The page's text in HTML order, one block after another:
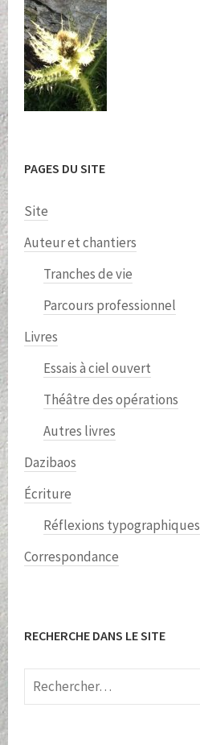
PAGES DU SITE
Site
Auteur et chantiers
Tranches de vie
Parcours professionnel
Livres
Essais à ciel ouvert
Théâtre des opérations
Autres livres
Dazibaos
Écriture
Réflexions typographiques
Correspondance
RECHERCHE DANS LE SITE
Rechercher :